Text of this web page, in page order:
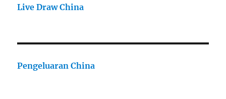
Live Draw China
Pengeluaran China